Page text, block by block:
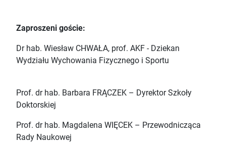
Zaproszeni goście:
Dr hab. Wiesław CHWAŁA, prof. AKF - Dziekan
Wydziału Wychowania Fizycznego i Sportu
Prof. dr hab. Barbara FRĄCZEK – Dyrektor Szkoły
Doktorskiej
Prof. dr hab. Magdalena WIĘCEK – Przewodnicząca
Rady Naukowej